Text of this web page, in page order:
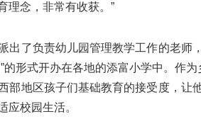
理念，非常有收获。”
出了负责幼儿园管理教学工作的老师
形式开办在各地的添富小学中。作为
部地区孩子们基础教育的接受度，让
应校园生活。